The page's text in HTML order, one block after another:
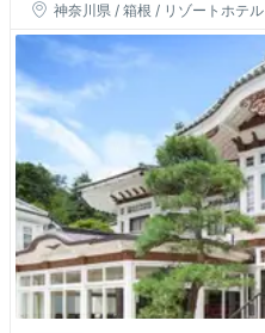
神奈川県 / 箱根 / リゾートホテル